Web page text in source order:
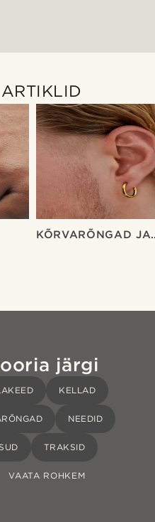
KÕRVARÕNGAD JA
järgi
KELLAD
NEEDID
TRAKSID
VAATA ROHKEM